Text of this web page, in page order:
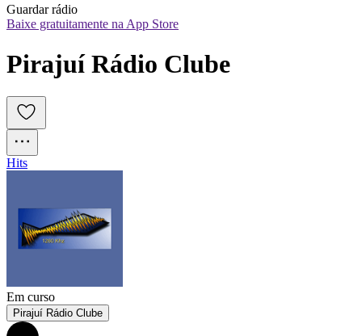
Guardar rádio
Baixe gratuitamente na App Store
Pirajuí Rádio Clube
Hits
Em curso
Pirajuí Rádio Clube